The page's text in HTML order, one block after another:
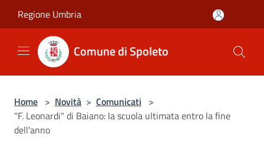
Regione Umbria
Comune di Spoleto
Home > Novità > Comunicati >
"F. Leonardi" di Baiano: la scuola ultimata entro la fine
dell'anno